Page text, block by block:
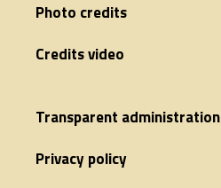
Photo credits
Credits video
Transparent administration
Privacy policy